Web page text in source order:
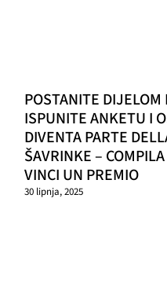
POSTANITE DIJELOM
ISPUNITE ANKETU I
DIVENTA PARTE
ŠAVRINKE –
VINCI UN PREMIO
30 lipnja, 2025